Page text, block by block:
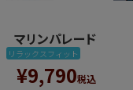
マリンパレード
リラックスフィット
¥9,790税込